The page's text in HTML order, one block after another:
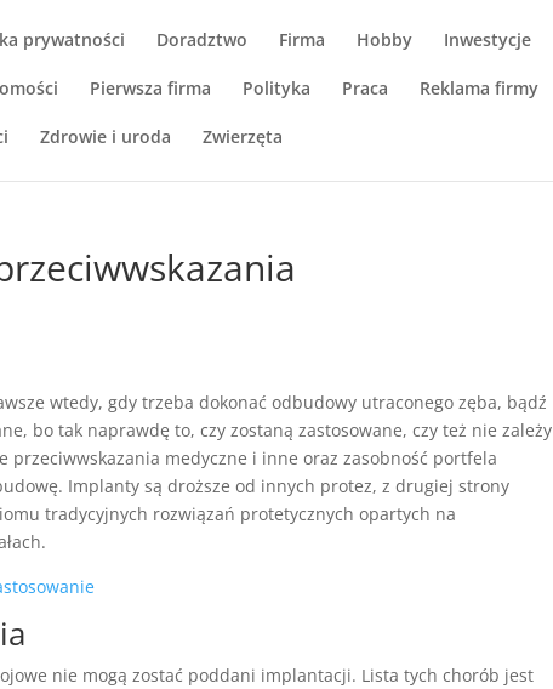
prywatności Doradztwo Firma Hobby Inwestycje
Pierwsza firma Polityka Praca Reklama firmy
Zdrowie i uroda Zwierzęta
wtedy, gdy trzeba dokonać odbudowy utraconego zęba, bądź
bo tak naprawdę to, czy zostaną zastosowane, czy też nie zależy
przeciwwskazania medyczne i inne oraz zasobność portfela
Implanty są droższe od innych protez, z drugiej strony
tradycyjnych rozwiązań protetycznych opartych na
nie mogą zostać poddani implantacji. Lista tych chorób jest